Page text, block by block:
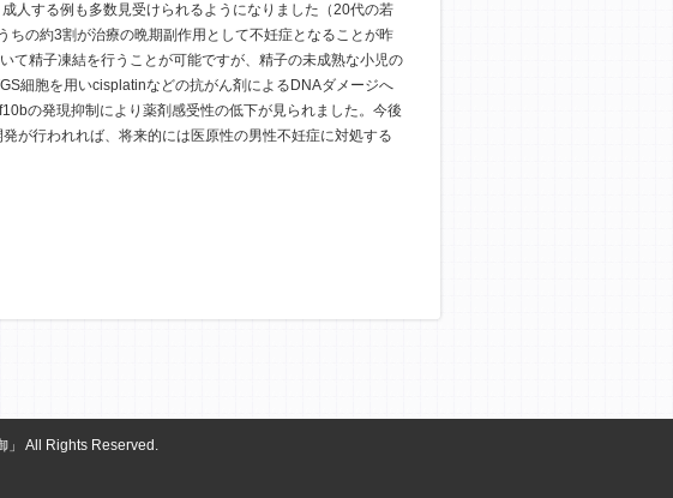
人する例も多数見受けられるようになりました（20代の若
の約3割が治療の晩期副作用として不妊症となることが昨
て精子凍結を行うことが可能ですが、精子の未成熟な小児の
細胞を用いcisplatinなどの抗がん剤によるDNAダメージへ
の発現抑制により薬剤感受性の低下が見られました。今後
が行われれば、将来的には医原性の男性不妊症に対処する
」 All Rights Reserved.